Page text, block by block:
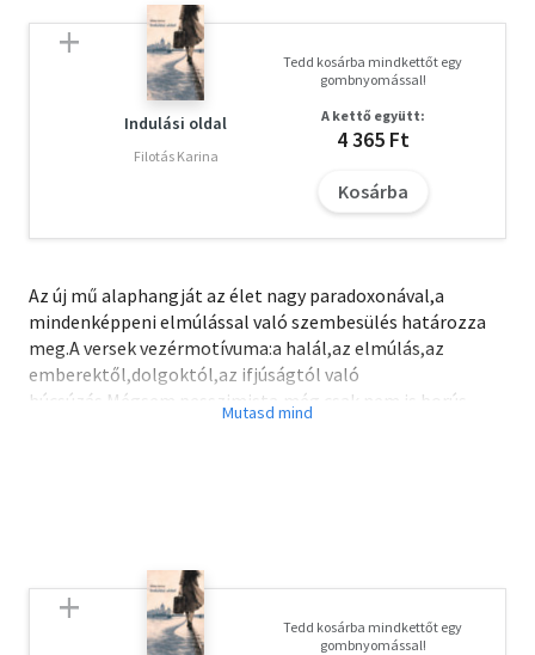
Indulási oldal
Filotás Karina
Tedd kosárba mindkettőt egy
gombnyomással!
A kettő együtt:
4 365 Ft
Kosárba
Az új mű alaphangját az élet nagy paradoxonával,a
mindenképpeni elmúlással való szembesülés határozza
meg.A versek vezérmotívuma:a halál,az elmúlás,az
emberektől,dolgoktól,az ifjúságtól való
búcsúzás.Mégsem pesszimista,még csak nem is borús
vagy elégikus e líra hangütése-az élet szeretete ragyogja
Tedd kosárba mindkettőt egy
gombnyomással!